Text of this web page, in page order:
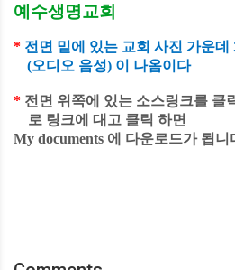
예수생명교회
* 전면 밑에 있는 교회 사진 가운데
(오디오 음성) 이 나옴이다
* 전면 위쪽에 있는 소스링크를 클
로 링크에 대고 클릭 하면
My documents 에 다운로드가 됩니